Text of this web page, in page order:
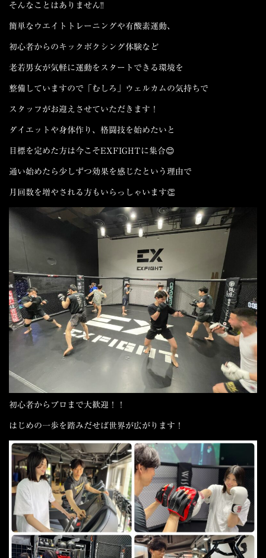
そんなことはありません!!
簡単なウエイトトレーニングや有酸素運動、
初心者からのキックボクシング体験など
老若男女が気軽に運動をスタートできる環境を
整備していますので「むしろ」ウェルカムの気持ちで
スタッフがお迎えさせていただきます！
ダイエットや身体作り、格闘技を始めたいと
目標を定めた方は今こそEXFIGHTに集合😊
通い始めたら少しずつ効果を感じた という理由で
月回数を増やされる方 もいらっしゃいます👏
初心者からプロまで大歓迎！！
はじめの一歩を踏みだせば世界が広がります！